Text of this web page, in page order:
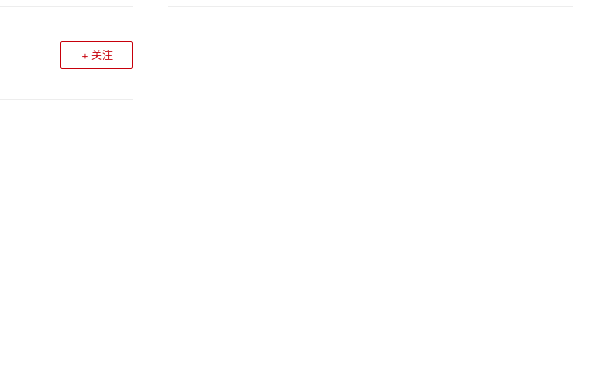
+ 关注